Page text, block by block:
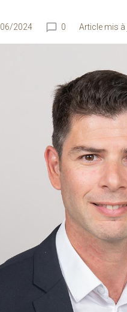
2024 0 Article mis à